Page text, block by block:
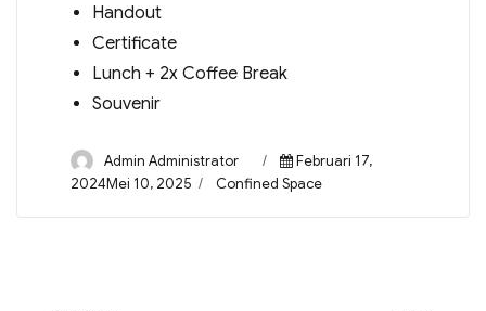
Handout
Certificate
Lunch + 2x Coffee Break
Souvenir
Admin Administrator
Februari 17,
2024Mei 10, 2025
Confined Space